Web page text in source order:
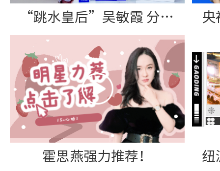
“跳水皇后”吴敏霞 分享纽派DHA藻油软胶囊
霍思燕强力推荐！